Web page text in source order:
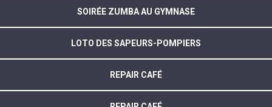
SOIRÉE ZUMBA AU GYMNASE
LOTO DES SAPEURS-POMPIERS
REPAIR CAFÉ